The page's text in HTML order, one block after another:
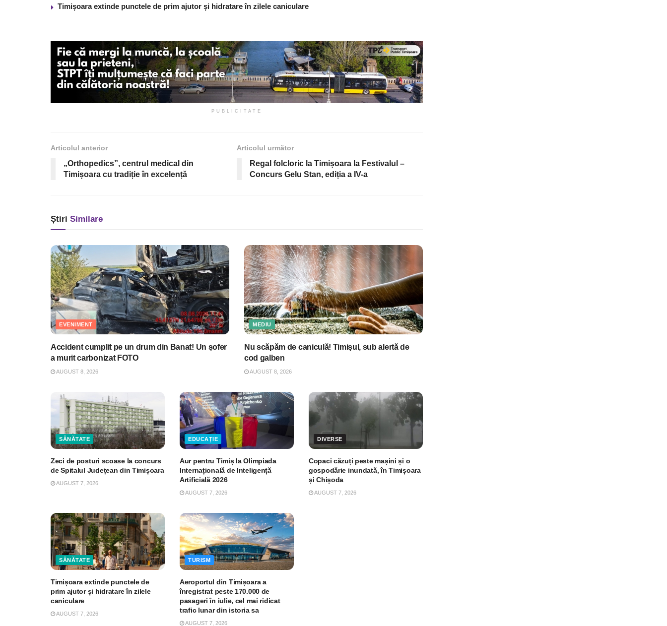
Timișoara extinde punctele de prim ajutor și hidratare în zilele caniculare
PUBLICITATE
Articolul anterior
„Orthopedics”, centrul medical din
Timișoara cu tradiție în excelență
Articolul următor
Regal folcloric la Timișoara la Festivalul –
Concurs Gelu Stan, ediția a IV-a
Știri Similare
EVENIMENT
Accident cumplit pe un drum din Banat! Un şofer
a murit carbonizat FOTO
AUGUST 8, 2026
MEDIU
Nu scăpăm de caniculă! Timişul, sub alertă de
cod galben
AUGUST 8, 2026
SĂNĂTATE
Zeci de posturi scoase la concurs
de Spitalul Județean din Timișoara
AUGUST 7, 2026
EDUCAȚIE
Aur pentru Timiș la Olimpiada
Internațională de Inteligență
Artificială 2026
AUGUST 7, 2026
DIVERSE
Copaci căzuți peste mașini și o
gospodărie inundată, în Timișoara
și Chișoda
AUGUST 7, 2026
SĂNĂTATE
Timișoara extinde punctele de
prim ajutor și hidratare în zilele
caniculare
AUGUST 7, 2026
TURISM
Aeroportul din Timișoara a
înregistrat peste 170.000 de
pasageri în iulie, cel mai ridicat
trafic lunar din istoria sa
AUGUST 7, 2026